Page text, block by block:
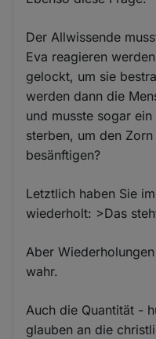
Der Allwissende
Eva reagieren
gelockt, um sie
werden dann die
und musste sogar
sterben, um den
besänftigen?
Letztlich haben Sie
wiederholt: >Das
Aber
wahr.
Auch die Quantität -
glauben an die